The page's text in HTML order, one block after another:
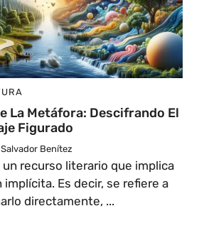
La Metáfora: Descifrando El
Figurado
Salvador Benítez
recurso literario que implica
implícita. Es decir, se refiere a
directamente, ...